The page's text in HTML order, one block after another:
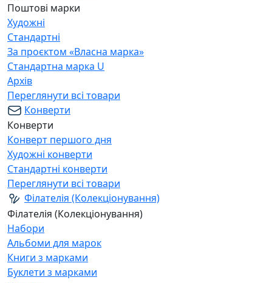
Поштові марки
Художні
Стандартні
За проєктом «Власна марка»
Стандартна марка U
Архів
Переглянути всі товари
Конверти
Конверти
Конверт першого дня
Художні конверти
Стандартні конверти
Переглянути всі товари
Філателія (Колекціонування)
Філателія (Колекціонування)
Набори
Альбоми для марок
Книги з марками
Буклети з марками